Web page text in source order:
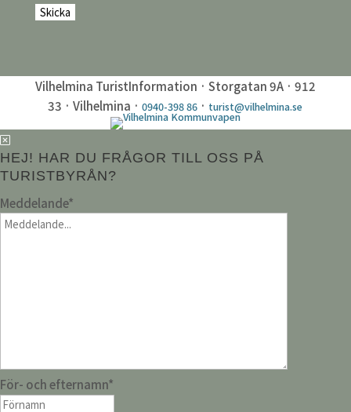
Vilhelmina TuristInformation · Storgatan 9A · 912
33 · Vilhelmina ·0940-398 86 · turist@vilhelmina.se
HEJ! HAR DU FRÅGOR TILL OSS PÅ
TURISTBYRÅN?
Meddelande*
För- och efternamn*